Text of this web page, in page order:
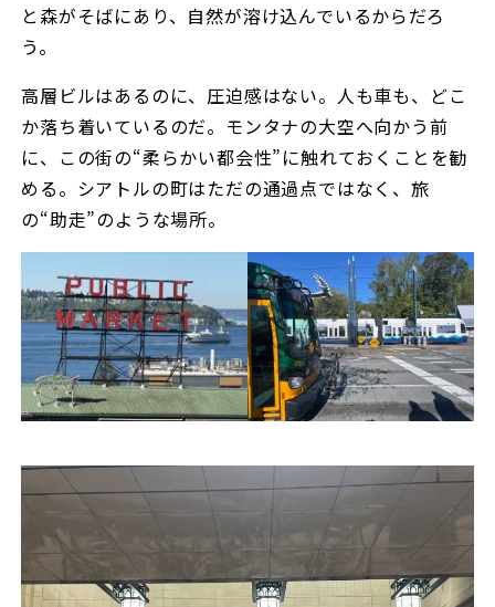
と森がそばにあり、自然が溶け込んでいるからだろ
う。
高層ビルはあるのに、圧迫感はない。人も車も、どこ
か落ち着いているのだ。モンタナの大空へ向かう前
に、この街の“柔らかい都会性”に触れておくことを勧
める。シアトルの町はただの通過点ではなく、旅
の“助走”のような場所。